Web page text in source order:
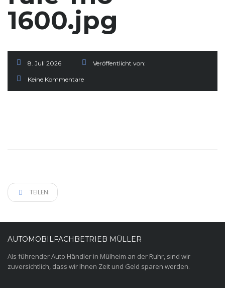
1600.jpg
8. Juli 2026 Veröffentlicht von:
Keine Kommentare
TEILEN:
AUTOMOBILFACHBETRIEB MÜLLER
Als führender Auto Händler in Mülheim an der Ruhr, sind wir
zuversichtlich, dass wir Ihnen Zeit und Geld sparen werden.